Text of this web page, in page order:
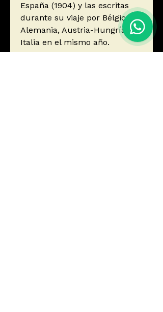
España (1904) y las escritas
durante su viaje por Bélgica,
Alemania, Austria-Hungría e
Italia en el mismo año.